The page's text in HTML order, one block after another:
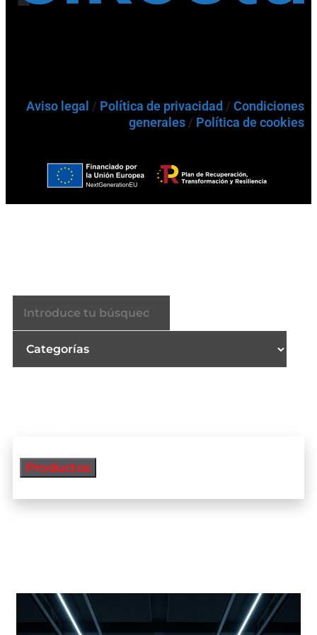
Aviso legal / Política de privacidad / Condiciones
generales / Política de cookies
Productos